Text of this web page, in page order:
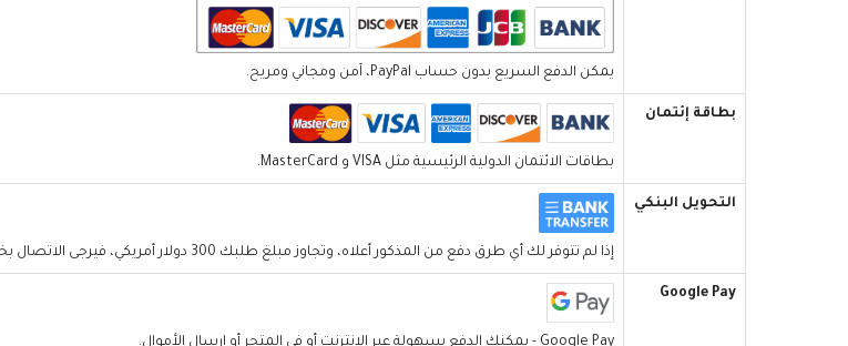
يمكن الدفع السريع بدون حساب PayPal، آمن ومجاني ومريح.
بطاقة إئتمان
بطاقات الائتمان الدولية الرئيسية مثل VISA و MasterCard.
التحويل البنكي
إذا لم تتوفر لك أي طرق دفع من المذكور أعلاه، وتجاوز مبلغ طلبك 300 دولار أمريكي، فيرجى الاتصال بخدمة العملاء لدينا للحصول على حسابنا المصرفي والدفع عن طريق التحويل المصرفي.
Google Pay
Google Pay - يمكنك الدفع بسهولة عبر الإنترنت أو في المتجر أو إرسال الأموال.